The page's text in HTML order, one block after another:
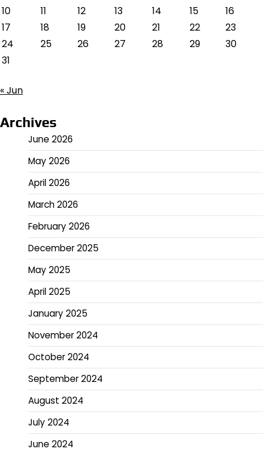
10
11 12 13 14 15
16
17
18 19 20 21 22
23
24
25 26 27 28 29
30
31
« Jun
Archives
June 2026
May 2026
April 2026
March 2026
February 2026
December 2025
May 2025
April 2025
January 2025
November 2024
October 2024
September 2024
August 2024
July 2024
June 2024